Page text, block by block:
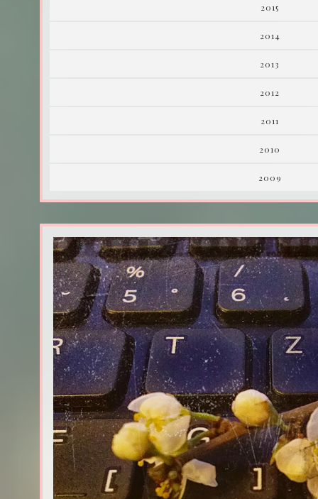
2015
2014
2013
2012
2011
2010
2009